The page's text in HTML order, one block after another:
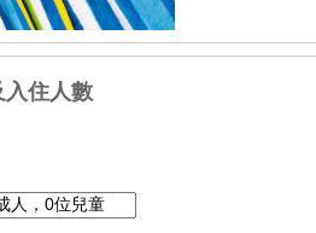
住人數